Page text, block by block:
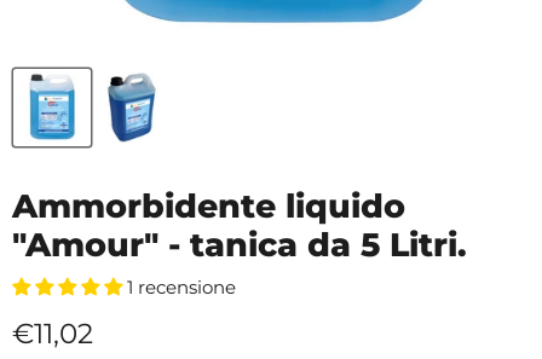
Ammorbidente liquido
"Amour" - tanica da 5 Litri.
1 recensione
Prezzo attuale
€11,02